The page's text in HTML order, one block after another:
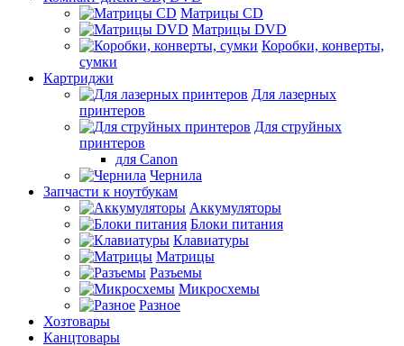
Матрицы CD
Матрицы DVD
Коробки, конверты,
сумки
Картриджи
Для лазерных
принтеров
Для струйных
принтеров
для Canon
Чернила
Запчасти к ноутбукам
Аккумуляторы
Блоки питания
Клавиатуры
Матрицы
Разъемы
Микросхемы
Разное
Хозтовары
Канцтовары